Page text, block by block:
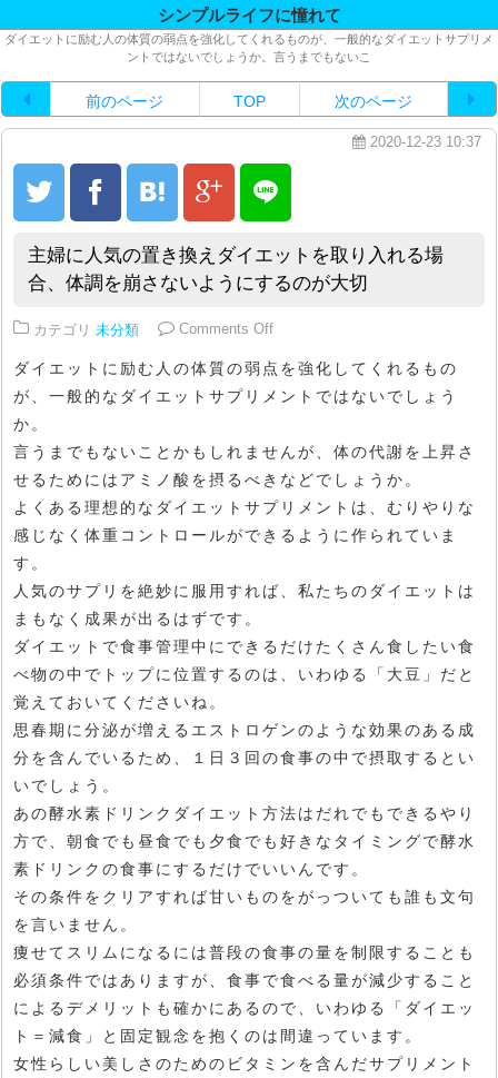
シンプルライフに憧れて
ダイエットに励む人の体質の弱点を強化してくれるものが、一般的なダイエットサプリメ
ントではないでしょうか。言うまでもないこ
前のページ TOP 次のページ
2020-12-23 10:37
主婦に人気の置き換えダイエットを取り入れる場
合、体調を崩さないようにするのが大切
カテゴリ 未分類 Comments Offon 主婦に人気の置き換えダイエ
ダイエットに励む人の体質の弱点を強化してくれるもの
が、一般的なダイエットサプリメントではないでしょう
か。
言うまでもないことかもしれませんが、体の代謝を上昇さ
せるためにはアミノ酸を摂るべきなどでしょうか。
よくある理想的なダイエットサプリメントは、むりやりな
感じなく体重コントロールができるように作られていま
す。
人気のサプリを絶妙に服用すれば、私たちのダイエットは
まもなく成果が出るはずです。
ダイエットで食事管理中にできるだけたくさん食したい食
べ物の中でトップに位置するのは、いわゆる「大豆」だと
覚えておいてくださいね。
思春期に分泌が増えるエストロゲンのような効果のある成
分を含んでいるため、１日３回の食事の中で摂取するとい
いでしょう。
あの酵水素ドリンクダイエット方法はだれでもできるやり
方で、朝食でも昼食でも夕食でも好きなタイミングで酵水
素ドリンクの食事にするだけでいいんです。
その条件をクリアすれば甘いものをがっついても誰も文句
を言いません。
痩せてスリムになるには普段の食事の量を制限することも
必須条件ではありますが、食事で食べる量が減少すること
によるデメリットも確かにあるので、いわゆる「ダイエッ
ト＝減食」と固定観念を抱くのは間違っています。
女性らしい美しさのためのビタミンを含んだサプリメント